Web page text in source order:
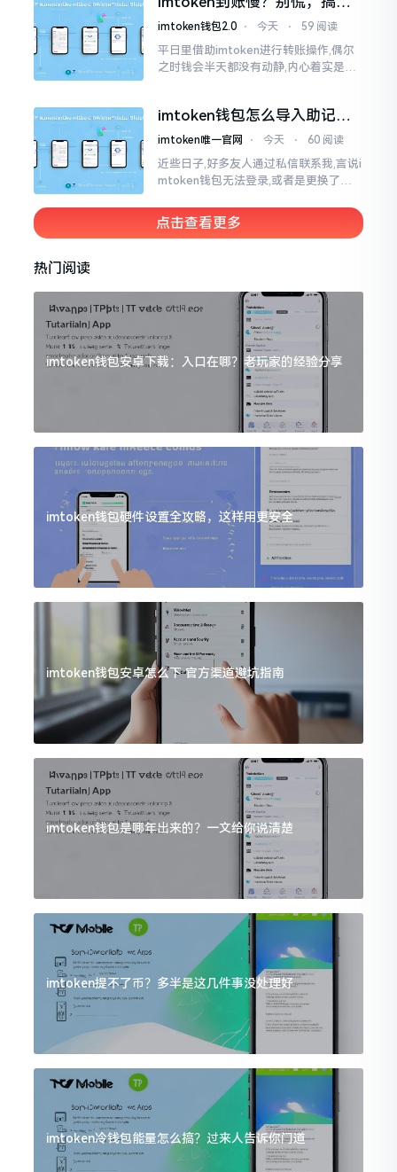
清楚了
这几点比啥都强
imtoken钱包2.0 ⋅ 今天 ⋅ 59 阅读
平日里借助imtoken进行转账操作,偶尔
之时钱会半天都没有动静,内心着实是挺
这个东西呢
imtoken钱包怎么导入助记
词？手把手教你找回资产
imtoken唯一官网 ⋅ 今天 ⋅ 60 阅读
近些日子,好多友人通过私信联系我,言说i
mtoken钱包无法登录,或者是更换了手
蚂蚁一般。实际上
点击查看更多
热门阅读
imtoken钱包安卓下载：入口在哪？老玩家的经验分享
imtoken钱包硬件设置全攻略，这样用更安全
imtoken钱包安卓怎么下 官方渠道避坑指南
imtoken钱包是哪年出来的？一文给你说清楚
imtoken提不了币？多半是这几件事没处理好
imtoken冷钱包能量怎么搞？过来人告诉你门道